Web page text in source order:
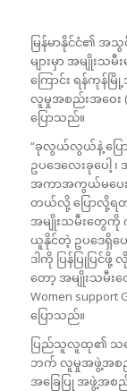
မြန်မာနိုင်ငံ၏ အ
များမှာ အမျိုးသမီ
ကြောင်း ရန်ကု
လူမှုအစည်းအဝေး
ပြောသည်။
“ခုလွယ်လွယ်နဲ့ ပြော
ဥပဒေလေးခုပေ
အကာအကွယ်မပေးနို
တယ်လို့ ပြောလို့ရ
အမျိုးသမီးတွေကို
ယူနိုင်တဲ့ ဥပဒေရှိပ
ဒါကို ပြန်ပြုပြင်
တော့ အမျိုးသမီး
Women
ပြောသည်။
ပြည်သူလူထု၏ သ
ဘက် လူမှုအဖွဲ့အစည်း
အခြေပြု အဖွဲ့အစ